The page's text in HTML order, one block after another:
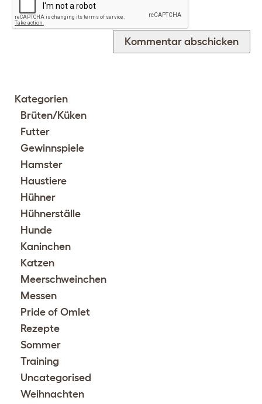
Kategorien
Brüten/Küken
Futter
Gewinnspiele
Hamster
Haustiere
Hühner
Hühnerställe
Hunde
Kaninchen
Katzen
Meerschweinchen
Messen
Pride of Omlet
Rezepte
Sommer
Training
Uncategorised
Weihnachten